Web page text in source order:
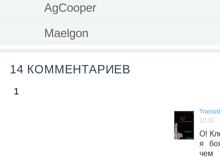
AgCooper
Maelgon
14 КОММЕНТАРИЕВ
1
12:31
О!
я
чем